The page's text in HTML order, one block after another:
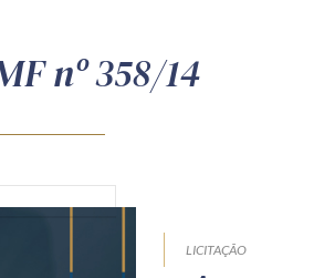
nº 358/14
LICITAÇÃO